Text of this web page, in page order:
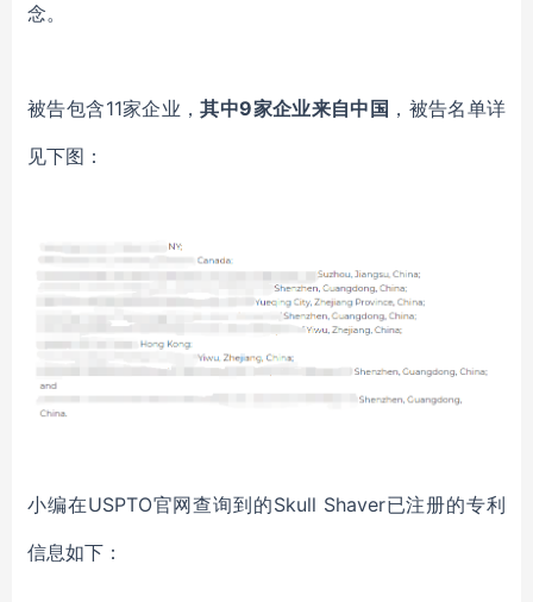
念。
被告包含11家企业，其中9家企业来自中国 ，被告名单详
见下图：
小编在USPTO官网查询到的Skull Shaver已注册的专利
信息如下：